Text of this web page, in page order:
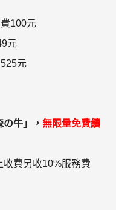
100元
元
元
の牛」，無限量免費續
費另收10%服務費